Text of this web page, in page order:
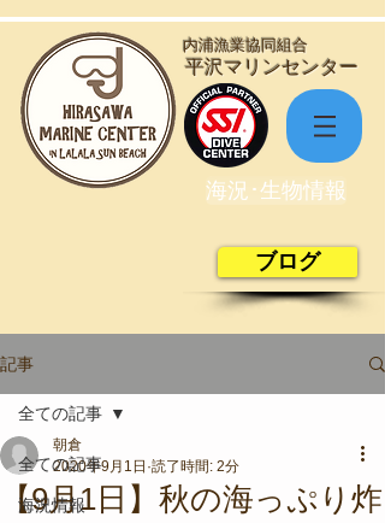
​平沢マリンセンター
​内浦漁業協同組合
海況･生物情報
ブログ
記事
全ての記事
海況情報
全ての記事
【9月1日】秋の海っぷり炸
朝倉
2020年9月1日 読了時間: 2分